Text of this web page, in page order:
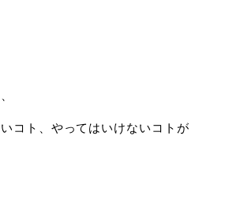
コト、やってはいけないコトが